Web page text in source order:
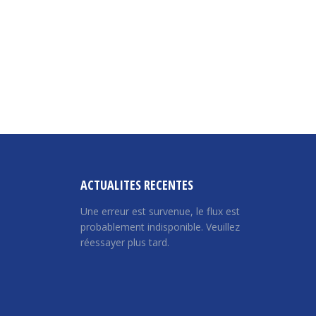
ACTUALITES RECENTES
Une erreur est survenue, le flux est
probablement indisponible. Veuillez
réessayer plus tard.